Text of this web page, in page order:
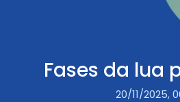
Fases da lua
20/11/2025,